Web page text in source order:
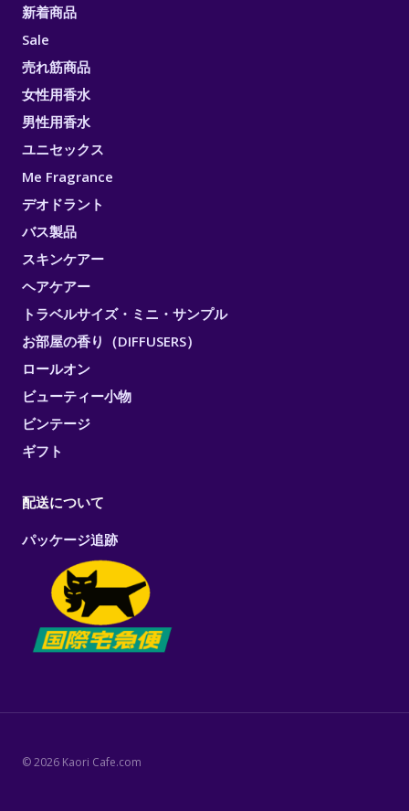
新着商品
Sale
売れ筋商品
女性用香水
男性用香水
ユニセックス
Me Fragrance
デオドラント
バス製品
スキンケアー
ヘアケアー
トラベルサイズ・ミニ・サンプル
お部屋の香り（DIFFUSERS）
ロールオン
ビューティー小物
ビンテージ
ギフト
配送について
パッケージ追跡
© 2026 Kaori Cafe.com